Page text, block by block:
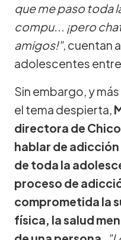
que me paso toda
compu... ¡pero
amigos!", cuentan
adolescentes
Sin embargo, y
el tema despierta,
directora de
hablar de
de toda la
proceso de
comprometida la
física, la salud